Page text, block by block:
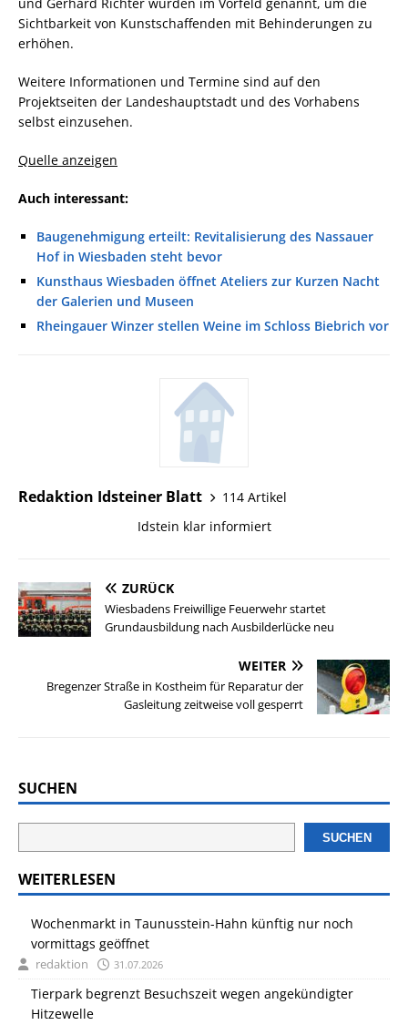
Sichtbarkeit von Kunstschaffenden mit Behinderungen zu
erhöhen.
Weitere Informationen und Termine sind auf den
Projektseiten der Landeshauptstadt und des Vorhabens
selbst einzusehen.
Quelle anzeigen
Auch interessant:
Baugenehmigung erteilt: Revitalisierung des Nassauer
Hof in Wiesbaden steht bevor
Kunsthaus Wiesbaden öffnet Ateliers zur Kurzen Nacht
der Galerien und Museen
Rheingauer Winzer stellen Weine im Schloss Biebrich vor
Redaktion Idsteiner Blatt
114 Artikel
Idstein klar informiert
ZURÜCK
Wiesbadens Freiwillige Feuerwehr startet
Grundausbildung nach Ausbilderlücke neu
WEITER
Bregenzer Straße in Kostheim für Reparatur der
Gasleitung zeitweise voll gesperrt
SUCHEN
SUCHEN
WEITERLESEN
Wochenmarkt in Taunusstein-Hahn künftig nur noch
vormittags geöffnet
redaktion 31.07.2026
Tierpark begrenzt Besuchszeit wegen angekündigter
Hitzewelle